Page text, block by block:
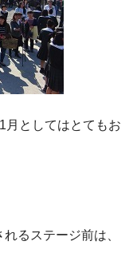
月としてはとてもお
るステージ前は、